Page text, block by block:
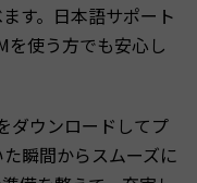
す。日本語サポート
を使う方でも安心し
ダウンロードしてプ
瞬間からスムーズに